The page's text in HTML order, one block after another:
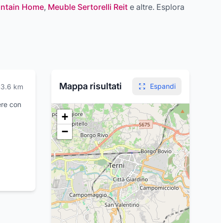
Home, Meuble Sertorelli Reit e altre. Esplora
km
con
è il
di
una
è
Mappa risultati Espandi
+
−